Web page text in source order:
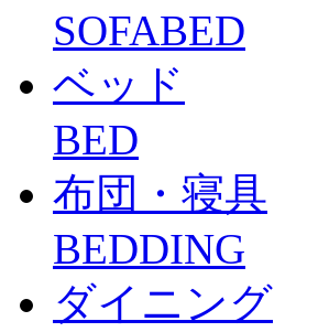
SOFABED
ベッド
BED
布団・寝具
BEDDING
ダイニング